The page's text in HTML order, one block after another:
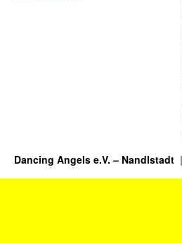
Dancing Angels e.V. – Nandlstadt